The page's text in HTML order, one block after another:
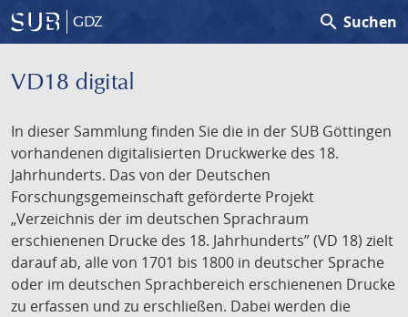
GDZ search Suchen
VD18 digital
In dieser Sammlung finden Sie die in der SUB Göttingen
vorhandenen digitalisierten Druckwerke des 18.
Jahrhunderts. Das von der Deutschen
Forschungsgemeinschaft geförderte Projekt
„Verzeichnis der im deutschen Sprachraum
erschienenen Drucke des 18. Jahrhunderts” (VD 18) zielt
darauf ab, alle von 1701 bis 1800 in deutscher Sprache
oder im deutschen Sprachbereich erschienenen Drucke
zu erfassen und zu erschließen. Dabei werden die